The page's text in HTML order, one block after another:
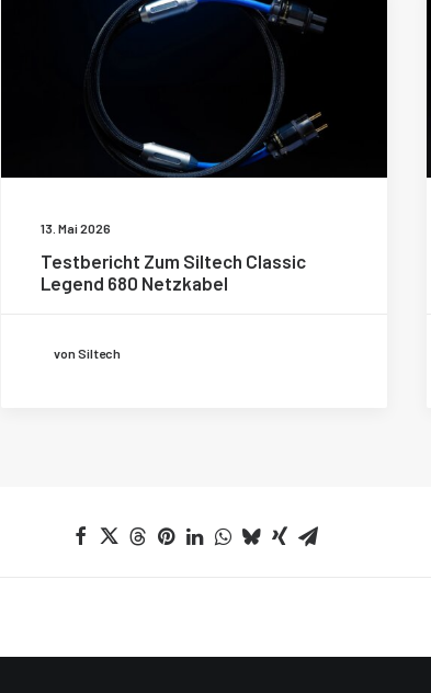
13. Mai 2026
Testbericht Zum Siltech Classic
Legend 680 Netzkabel
von Siltech